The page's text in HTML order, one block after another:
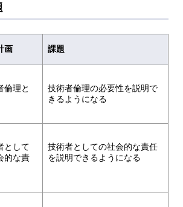
画 課題
倫理と
技術者倫理の必要性を説明で
きるようになる
として
的な責
技術者としての社会的な責任
を説明できるようになる